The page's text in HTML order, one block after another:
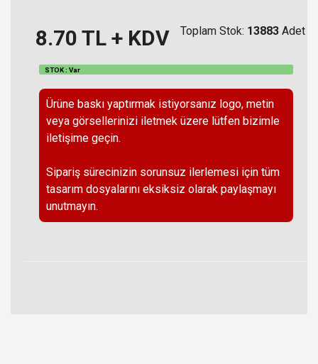
8.70 TL + KDV Toplam Stok: 13883 Adet
STOK : Var
Ürüne baskı yaptırmak istiyorsanız logo, metin
veya görsellerinizi iletmek üzere lütfen bizimle
iletişime geçin.
Sipariş sürecinizin sorunsuz ilerlemesi için tüm
tasarım dosyalarını eksiksiz olarak paylaşmayı
unutmayın.